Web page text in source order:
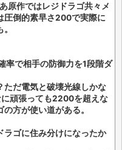
原作ではレジドラゴ共々メ
圧倒的素早さ200で実際に
率で相手の防御力を1段階ダ
ただ電気と破壊光線しかな
頑張っても2200を超えな
方が使い道がある。
ラゴに住み分けになったか